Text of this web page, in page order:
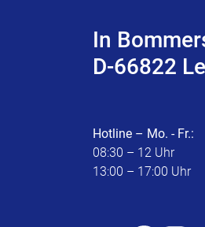
In
D-66822
Hotline – Mo. - Fr.:
08:30 – 12 Uhr
13:00 – 17:00 Uhr